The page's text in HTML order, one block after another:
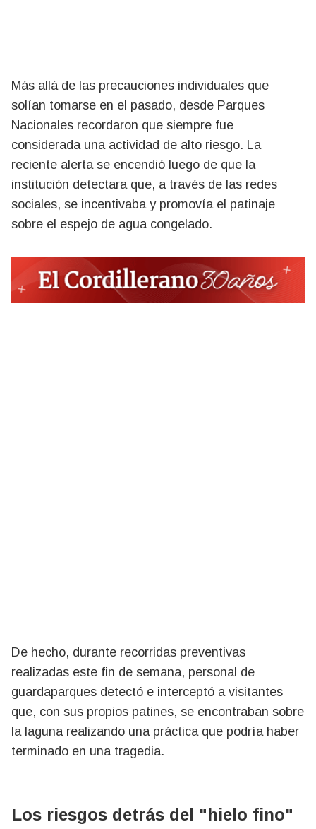
Más allá de las precauciones individuales que
solían tomarse en el pasado, desde Parques
Nacionales recordaron que siempre fue
considerada una actividad de alto riesgo. La
reciente alerta se encendió luego de que la
institución detectara que, a través de las redes
sociales, se incentivaba y promovía el patinaje
sobre el espejo de agua congelado.
De hecho, durante recorridas preventivas
realizadas este fin de semana, personal de
guardaparques detectó e interceptó a visitantes
que, con sus propios patines, se encontraban sobre
la laguna realizando una práctica que podría haber
terminado en una tragedia.
Los riesgos detrás del "hielo fino"